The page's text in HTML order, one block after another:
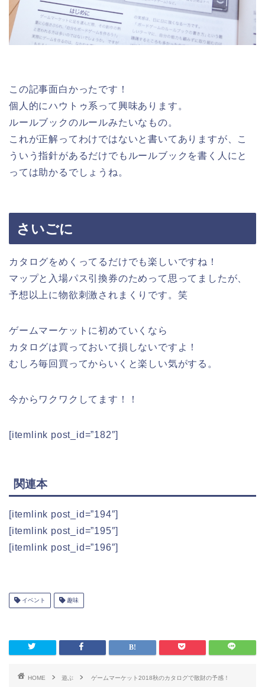
この記事面白かったです！
個人的にハウトゥ系って興味あります。
ルールブックのルールみたいなもの。
これが正解ってわけではないと書いてありますが、こ
ういう指針があるだけでもルールブックを書く人にと
っては助かるでしょうね。
さいごに
カタログをめくってるだけでも楽しいですね！
マップと入場パス引換券のためって思ってましたが、
予想以上に物欲刺激されまくりです。笑
ゲームマーケットに初めていくなら
カタログは買っておいて損しないですよ！
むしろ毎回買ってからいくと楽しい気がする。
今からワクワクしてます！！
[itemlink post_id=”182″]
関連本
[itemlink post_id=”194″]
[itemlink post_id=”195″]
[itemlink post_id=”196″]
イベント 趣味
HOME 遊ぶ ゲームマーケット2018秋のカタログで散財の予感！